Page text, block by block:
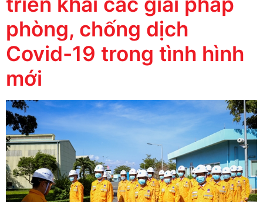
phòng, chống dịch
Covid-19 trong tình hình
mới